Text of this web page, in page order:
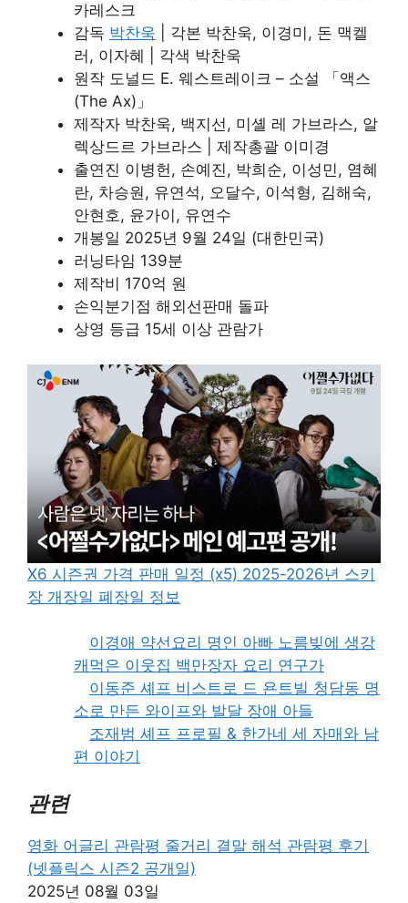
카레스크
감독 박찬욱 | 각본 박찬욱, 이경미, 돈 맥켈
러, 이자혜 | 각색 박찬욱
원작 도널드 E. 웨스트레이크 – 소설 「액스
(The Ax)」
제작자 박찬욱, 백지선, 미셸 레 가브라스, 알
렉상드르 가브라스 | 제작총괄 이미경
출연진 이병헌, 손예진, 박희순, 이성민, 염혜
란, 차승원, 유연석, 오달수, 이석형, 김해숙,
안현호, 윤가이, 유연수
개봉일 2025년 9월 24일 (대한민국)
러닝타임 139분
제작비 170억 원
손익분기점 해외선판매 돌파
상영 등급 15세 이상 관람가
X6 시즌권 가격 판매 일정 (x5) 2025-2026년 스키
장 개장일 폐장일 정보
이경애 약선요리 명인 아빠 노름빚에 생강
캐먹은 이웃집 백만장자 요리 연구가
이동준 셰프 비스트로 드 욘트빌 청담동 명
소로 만든 와이프와 발달 장애 아들
조재범 셰프 프로필 & 한가네 세 자매와 남
편 이야기
관련
영화 어글리 관람평 줄거리 결말 해석 관람평 후기
(넷플릭스 시즌2 공개일)
2025년 08월 03일